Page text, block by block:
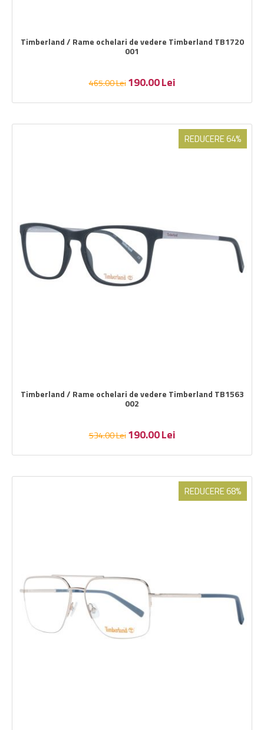
Timberland / Rame ochelari de vedere Timberland TB1720
001
465.00Lei 190.00Lei
REDUCERE 64%
Timberland / Rame ochelari de vedere Timberland TB1563
002
534.00Lei 190.00Lei
REDUCERE 68%